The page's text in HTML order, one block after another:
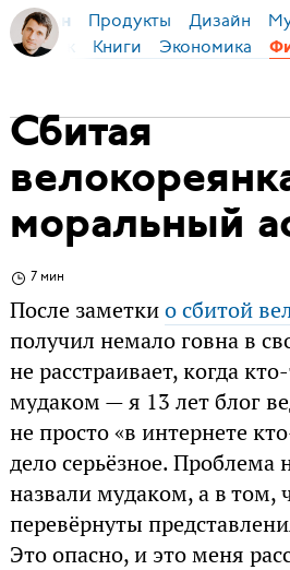
Бирман Продукты Дизайн
язык Книги Экономика
Сбитая
моральный
7 мин
После заметкио сбитой
получил немало говна в
не расстраивает, когда
мудаком — я 13 лет блог
не просто «в интернете
дело серьёзное. Проблема
назвали мудаком, а в том,
перевёрнуты
Это опасно, и это меня